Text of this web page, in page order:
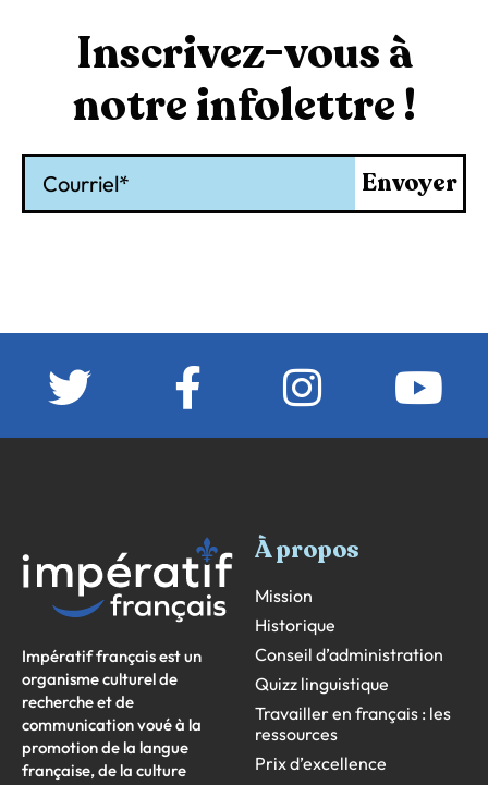
Inscrivez-vous à
notre infolettre !
Envoyer
Impératif français est un
organisme culturel de
recherche et de
communication voué à la
promotion de la langue
française, de la culture
À propos
Mission
Historique
Conseil d’administration
Quizz linguistique
Travailler en français : les
ressources
Prix d’excellence